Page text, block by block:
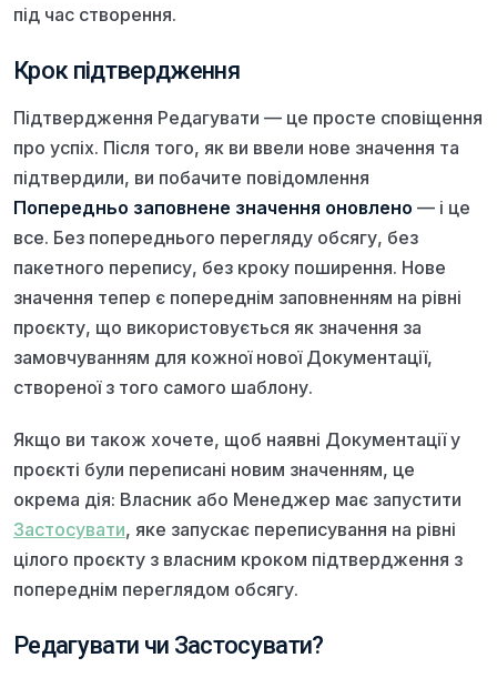
під час створення.
Крок підтвердження
Підтвердження Редагувати — це просте сповіщення
про успіх. Після того, як ви ввели нове значення та
підтвердили, ви побачите повідомлення
Попередньо заповнене значення оновлено — і це
все. Без попереднього перегляду обсягу, без
пакетного перепису, без кроку поширення. Нове
значення тепер є попереднім заповненням на рівні
проєкту, що використовується як значення за
замовчуванням для кожної нової Документації,
створеної з того самого шаблону.
Якщо ви також хочете, щоб наявні Документації у
проєкті були переписані новим значенням, це
окрема дія: Власник або Менеджер має запустити
Застосувати, яке запускає переписування на рівні
цілого проєкту з власним кроком підтвердження з
попереднім переглядом обсягу.
Редагувати чи Застосувати?